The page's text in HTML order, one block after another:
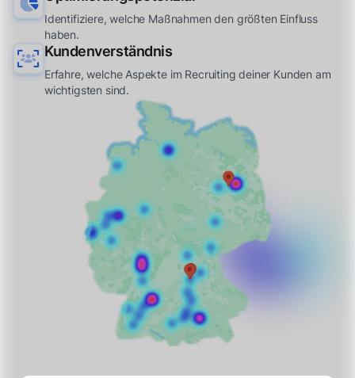
Identifiziere, welche Maßnahmen den größten Einfluss
haben.
Kundenverständnis
Erfahre, welche Aspekte im Recruiting deiner Kunden am
wichtigsten sind.